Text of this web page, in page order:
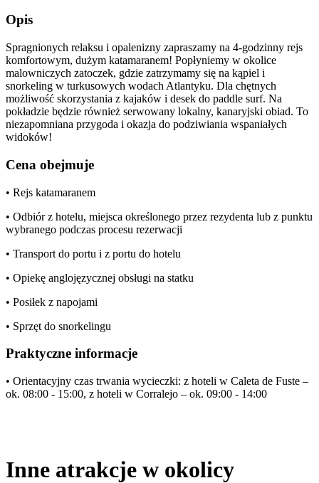
Opis
Spragnionych relaksu i opalenizny zapraszamy na 4-godzinny rejs
komfortowym, dużym katamaranem! Popłyniemy w okolice
malowniczych zatoczek, gdzie zatrzymamy się na kąpiel i
snorkeling w turkusowych wodach Atlantyku. Dla chętnych
możliwość skorzystania z kajaków i desek do paddle surf. Na
pokładzie będzie również serwowany lokalny, kanaryjski obiad. To
niezapomniana przygoda i okazja do podziwiania wspaniałych
widoków!
Cena obejmuje
• Rejs katamaranem
• Odbiór z hotelu, miejsca określonego przez rezydenta lub z punktu
wybranego podczas procesu rezerwacji
• Transport do portu i z portu do hotelu
• Opiekę anglojęzycznej obsługi na statku
• Posiłek z napojami
• Sprzęt do snorkelingu
Praktyczne informacje
• Orientacyjny czas trwania wycieczki: z hoteli w Caleta de Fuste –
ok. 08:00 - 15:00, z hoteli w Corralejo – ok. 09:00 - 14:00
Inne atrakcje w okolicy